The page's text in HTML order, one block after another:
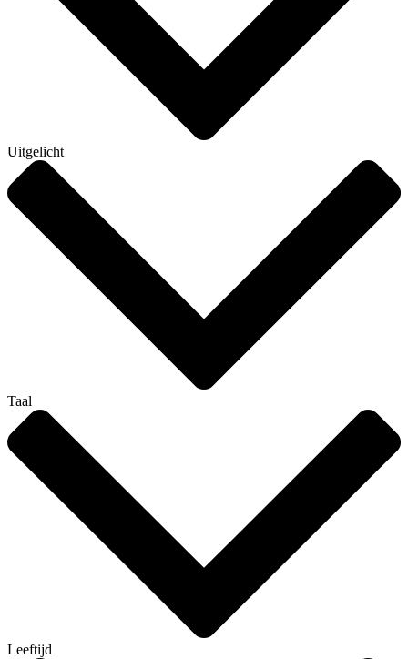
Uitgelicht
Taal
Leeftijd